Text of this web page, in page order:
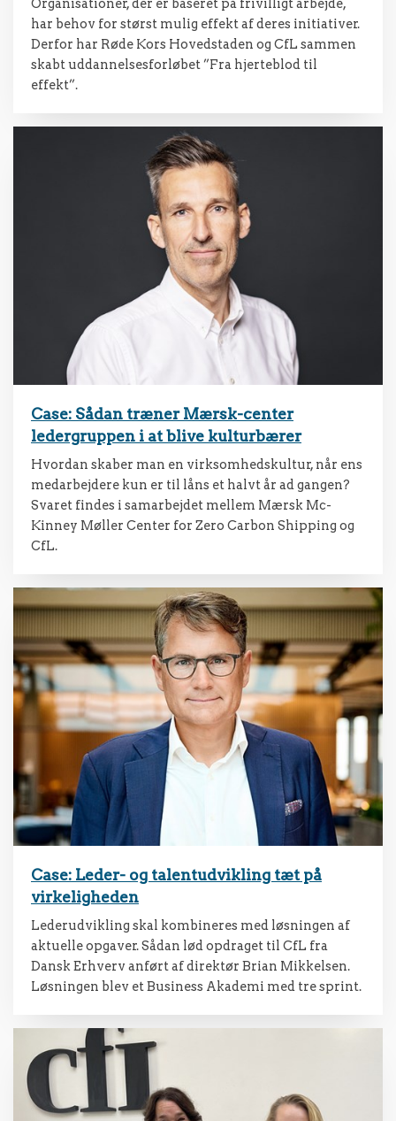
Organisationer, der er baseret på frivilligt arbejde,
har behov for størst mulig effekt af deres initiativer.
Derfor har Røde Kors Hovedstaden og CfL sammen
skabt uddannelsesforløbet ”Fra hjerteblod til
effekt”.
Case: Sådan træner Mærsk-center
ledergruppen i at blive kulturbærer
Hvordan skaber man en virksomhedskultur, når ens
medarbejdere kun er til låns et halvt år ad gangen?
Svaret findes i samarbejdet mellem Mærsk Mc-
Kinney Møller Center for Zero Carbon Shipping og
CfL.
Case: Leder- og talentudvikling tæt på
virkeligheden
Lederudvikling skal kombineres med løsningen af
aktuelle opgaver. Sådan lød opdraget til CfL fra
Dansk Erhverv anført af direktør Brian Mikkelsen.
Løsningen blev et Business Akademi med tre sprint.